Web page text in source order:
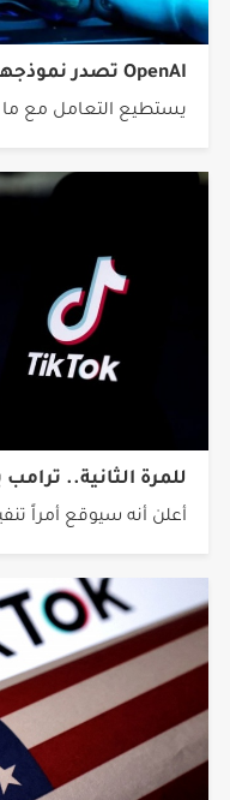
OpenAI تصدر نموذجها الأحدث GPT-4.1
يستطيع التعامل مع ما
للمرة الثانية..
أعلن أنه سيوقع أمراً